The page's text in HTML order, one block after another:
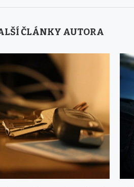
ČLÁNKY AUTORA